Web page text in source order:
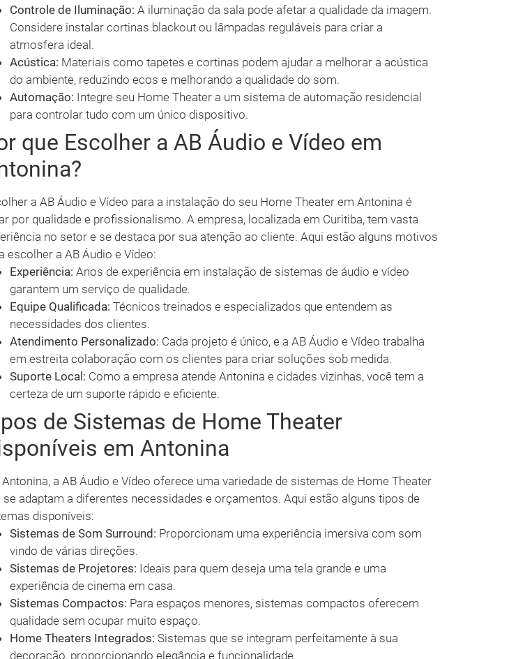
Controle de Iluminação: A iluminação da sala pode afetar a qualidade da imagem.
Considere instalar cortinas blackout ou lâmpadas reguláveis para criar a
atmosfera ideal.
Acústica: Materiais como tapetes e cortinas podem ajudar a melhorar a acústica
do ambiente, reduzindo ecos e melhorando a qualidade do som.
Automação: Integre seu Home Theater a um sistema de automação residencial
para controlar tudo com um único dispositivo.
que Escolher a AB Áudio e Vídeo em
a AB Áudio e Vídeo para a instalação do seu Home Theater em Antonina é
por qualidade e profissionalismo. A empresa, localizada em Curitiba, tem vasta
no setor e se destaca por sua atenção ao cliente. Aqui estão alguns motivos
escolher a AB Áudio e Vídeo:
Experiência: Anos de experiência em instalação de sistemas de áudio e vídeo
garantem um serviço de qualidade.
Equipe Qualificada: Técnicos treinados e especializados que entendem as
necessidades dos clientes.
Atendimento Personalizado: Cada projeto é único, e a AB Áudio e Vídeo trabalha
em estreita colaboração com os clientes para criar soluções sob medida.
Suporte Local: Como a empresa atende Antonina e cidades vizinhas, você tem a
certeza de um suporte rápido e eficiente.
de Sistemas de Home Theater
em Antonina
Antonina, a AB Áudio e Vídeo oferece uma variedade de sistemas de Home Theater
se adaptam a diferentes necessidades e orçamentos. Aqui estão alguns tipos de
disponíveis:
Sistemas de Som Surround: Proporcionam uma experiência imersiva com som
vindo de várias direções.
Sistemas de Projetores: Ideais para quem deseja uma tela grande e uma
experiência de cinema em casa.
Sistemas Compactos: Para espaços menores, sistemas compactos oferecem
qualidade sem ocupar muito espaço.
Home Theaters Integrados: Sistemas que se integram perfeitamente à sua
decoração, proporcionando elegância e funcionalidade.